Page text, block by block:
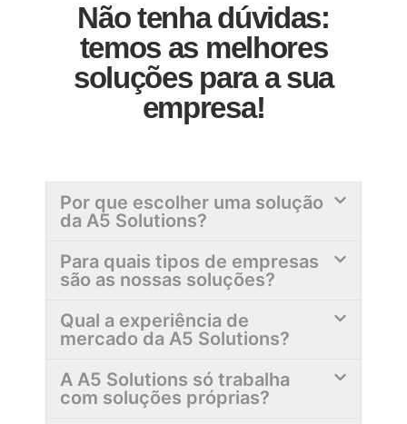
Não tenha dúvidas:
temos as melhores
soluções para a sua
empresa!
Por que escolher uma solução
da A5 Solutions?
Para quais tipos de empresas
são as nossas soluções?
Qual a experiência de
mercado da A5 Solutions?
A A5 Solutions só trabalha
com soluções próprias?